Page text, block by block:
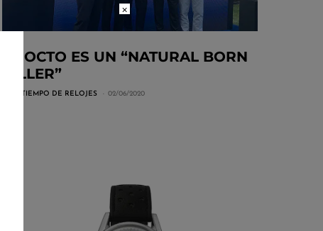
EL OCTO ES UN “NATURAL BORN
KILLER”
TIEMPO DE RELOJES 02/06/2020
×